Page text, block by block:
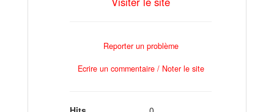
Reporter un problème
Ecrire un commentaire / Noter le site